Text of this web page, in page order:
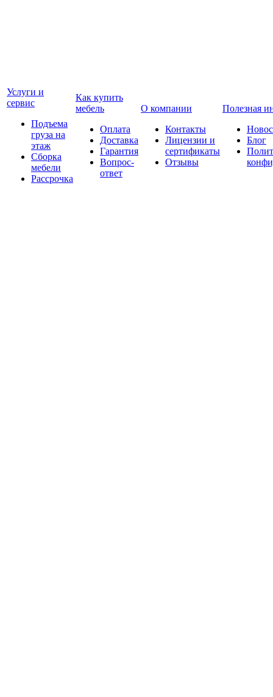
Услуги и
сервис
Подъема
груза на
этаж
Сборка
мебели
Рассрочка
Как купить
мебель
Оплата
Доставка
Гарантия
Вопрос-
ответ
О компании
Контакты
Лицензии и
сертификаты
Отзывы
Полезная
Блог